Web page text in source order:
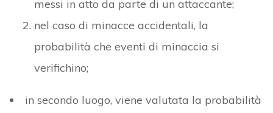
messi in atto da parte di un attaccante;
nel caso di minacce accidentali, la
probabilità che eventi di minaccia si
verifichino;
in secondo luogo, viene valutata la probabilità